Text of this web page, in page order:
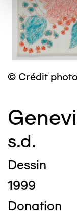
© Crédit
s.d.
Dessin
1999
Donation